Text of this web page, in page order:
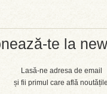
te la
Lasă-ne adresa de email
și fii primul care află